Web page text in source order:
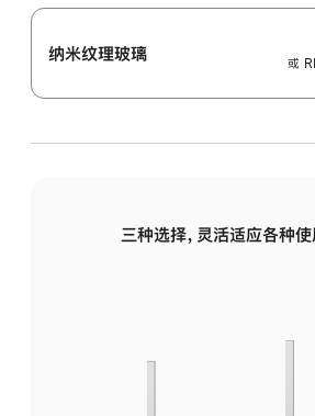
纳米纹理玻璃
或
三种选择，灵活适应各种使